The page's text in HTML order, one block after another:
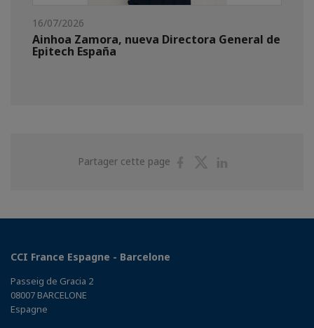
16/07/2026
Ainhoa Zamora, nueva Directora General de
Epitech España
Partager cette page
PartagerPartager
CCI France Espagne - Barcelone
Passeig de Gracia 2
08007 BARCELONE
Espagne